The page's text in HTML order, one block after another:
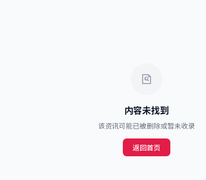
内容未找到
该资讯可能已被删除或暂未收录
返回首页